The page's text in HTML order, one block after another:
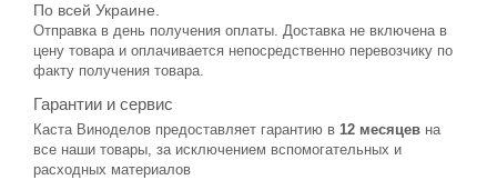
По всей Украине.
Отправка в день получения оплаты. Доставка не включена в
цену товара и оплачивается непосредственно перевозчику по
факту получения товара.
Гарантии и сервис
Каста Виноделов предоставляет гарантию в 12 месяцев на
все наши товары, за исключением вспомогательных и
расходных материалов